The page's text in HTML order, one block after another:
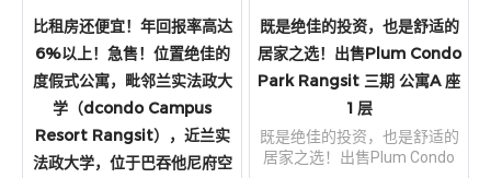
比租房还便宜！年回报率高达
6%以上！急售！位置绝佳的
度假式公寓，毗邻兰实法政大
学（dcondo Campus
Resort Rangsit），近兰实
法政大学，位于巴吞他尼府空
既是绝佳的投资，也是舒适的
居家之选！出售Plum Condo
Park Rangsit 三期 公寓A 座
1 层
既是绝佳的投资，也是舒适的
居家之选！出售Plum Condo